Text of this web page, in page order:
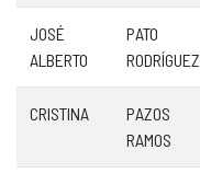
JOSÉ
ALBERTO
PATO
RODRÍGUEZ
CRISTINA
PAZOS
RAMOS